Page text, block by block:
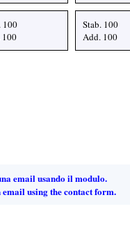
100
100
Stab. 100
Add. 100
email usando il modulo.
email using the contact form.